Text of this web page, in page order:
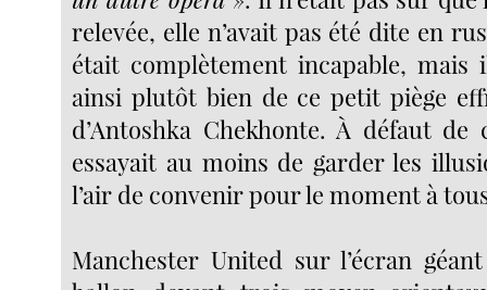
relevée, elle n’avait pas été dite en
était complètement incapable, mais
ainsi plutôt bien de ce petit piège
d’Antoshka Chekhonte. À défaut de
essayait au moins de garder les
l’air de convenir pour le moment à
Manchester United sur l’écran